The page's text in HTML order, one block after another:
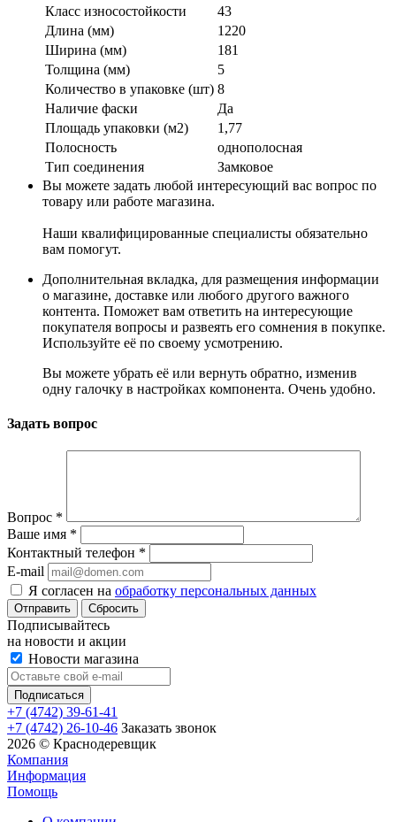
Класс износостойкости
43
Длина (мм)
1220
Ширина (мм)
181
Толщина (мм)
5
Количество в упаковке (шт) 8
Наличие фаски
Да
Площадь упаковки (м2)
1,77
Полосность
однополосная
Тип соединения
Замковое
Вы можете задать любой интересующий вас вопрос по
товару или работе магазина.
Наши квалифицированные специалисты обязательно
вам помогут.
Дополнительная вкладка, для размещения информации
о магазине, доставке или любого другого важного
контента. Поможет вам ответить на интересующие
покупателя вопросы и развеять его сомнения в покупке.
Используйте её по своему усмотрению.
Вы можете убрать её или вернуть обратно, изменив
одну галочку в настройках компонента. Очень удобно.
Задать вопрос
Вопрос *
Ваше имя *
Контактный телефон *
E-mail
Я согласен на обработку персональных данных
Сбросить
Подписывайтесь
на новости и акции
Новости магазина
+7 (4742) 39-61-41
+7 (4742) 26-10-46 Заказать звонок
2026 © Краснодеревщик
Компания
Информация
Помощь